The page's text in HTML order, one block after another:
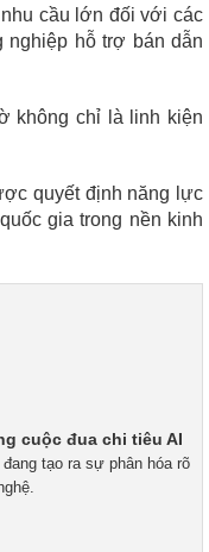
cầu lớn đối với các
nghiệp hỗ trợ bán dẫn
không chỉ là linh kiện
quyết định năng lực
gia trong nền kinh
cuộc đua chi tiêu AI
tạo ra sự phân hóa rõ